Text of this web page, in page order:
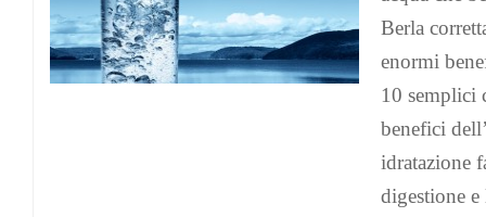
Berla
enormi
10 semplici
benefici
idratazione
digestione